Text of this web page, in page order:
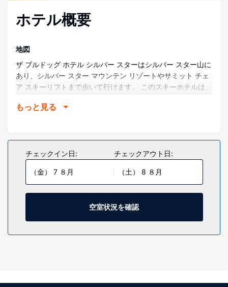
ホテル概要
地図
ザ ブルドッグ ホテル シルバー スターはシルバー スター山に
あり、シルバー スター マウンテン リゾートやサミット チェ
ア スキーリフトまで歩いて行けます。 このスキーホテルは、
ア リフトまで 0.4 km です。
全部で 23 室ある客室には、薄型テレビが備わっています。
WiFi (無料)をお使いいただけるほか、ケーブルの番組をご覧
いただけます。シャワー付き浴槽のある専用バスルームに
は、レインフォールシャワー、バスアメニティ (無料)が備わ
っています。コーヒー / ティーメーカー、ポータブルファン
をご利用いただけ、ハウスキーピング サービスは、毎日行わ
施設
このホテル には、スキー装着のままアクセス可能な便利な出
料) は、近隣の名所へのお出かけにたいへん便利です。
もっと見る
チェックイン日:
（金） 7 ８月
チェックアウト日:
（土） 8 ８月
空室状況を確認